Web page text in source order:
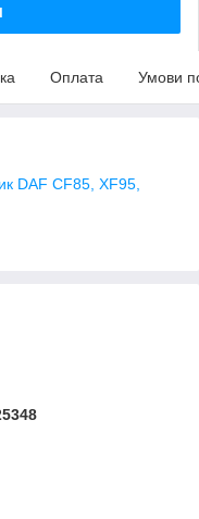
Оплата Умови
DAF CF85, XF95,